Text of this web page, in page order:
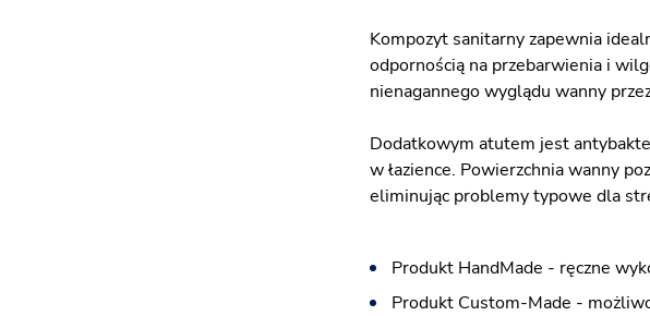
Kompozyt sanitarny zapewnia
odpornością na przebarwienia i
nienagannego wyglądu wanny
Dodatkowym atutem jest
w łazience. Powierzchnia wanny
eliminując problemy typowe dla
Produkt HandMade - ręczne
Produkt Custom-Made -